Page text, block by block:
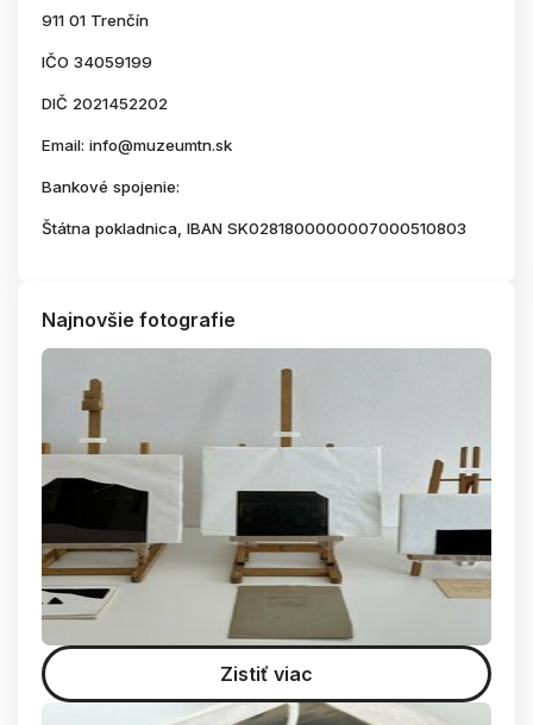
911 01 Trenčín
IČO 34059199
DIČ 2021452202
Email: info@muzeumtn.sk
Bankové spojenie:
Štátna pokladnica, IBAN SK0281800000007000510803
Najnovšie fotografie
Zistiť viac